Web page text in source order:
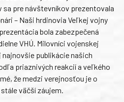
pre návštevníkov prezentovala
– Naši hrdinovia Veľkej vojny
prezentácia bola zabezpečená
VHÚ. Milovníci vojenskej
publikácie našich
priaznivých reakcií a veľkého
že medzi verejnosťou je o
väčší záujem.